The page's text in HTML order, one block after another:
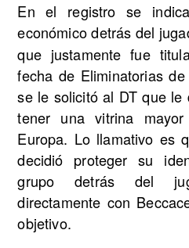
En el registro se
económico detrás del
que justamente fue
fecha de Eliminatorias
se le solicitó al DT que
tener una vitrina
Europa. Lo llamativo es
decidió proteger su
grupo detrás del
directamente con
objetivo.